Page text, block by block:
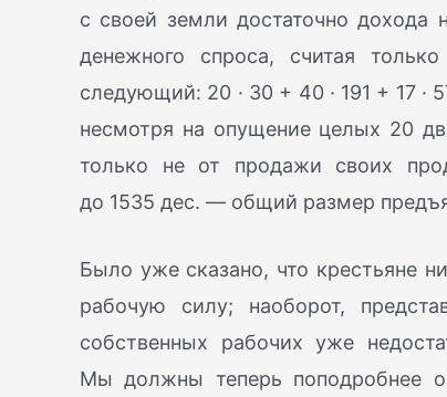
с своей земли достаточно
денежного спроса, считая
следующий: 20 · 30 + 40 · 191 + 17
несмотря на опущение целых 20
только не от продажи своих
до 1535 дес. — общий размер
Было уже сказано, что крестьяне
рабочую силу; наоборот,
собственных рабочих уже
Мы должны теперь поподробнее